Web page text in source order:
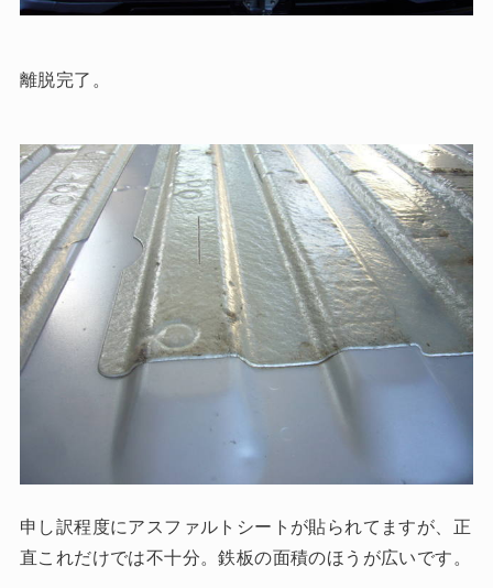
離脱完了。
申し訳程度にアスファルトシートが貼られてますが、正
直これだけでは不十分。鉄板の面積のほうが広いです。